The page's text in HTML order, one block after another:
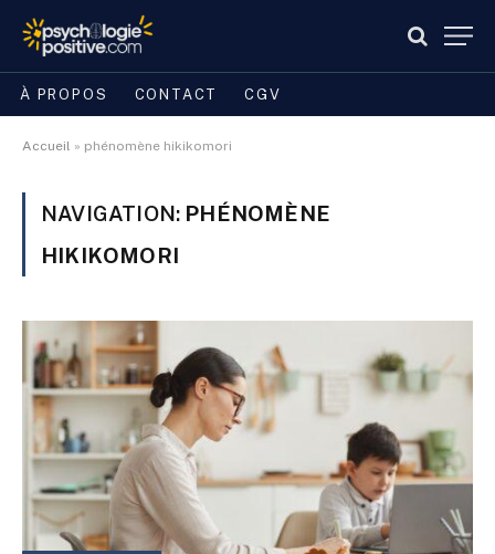
À PROPOS CONTACT CGV
Accueil » phénomène hikikomori
NAVIGATION: PHÉNOMÈNE
HIKIKOMORI